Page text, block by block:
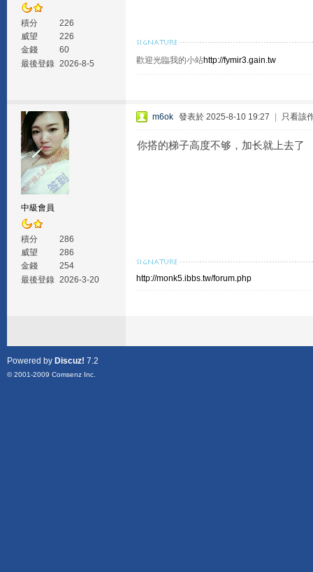
積分
226
威望
226
金錢
60
最後登錄 2026-8-5 歡迎光臨我的小站http://fymir3.gain.tw
中級會員
積分
286
威望
286
金錢
254
最後登錄 2026-3-20
m6ok 發表於 2025-8-10 19:27 只看該
你搭的梯子高度不够，加长就上去了
http://monk5.ibbs.tw/forum.php
Powered by Discuz! 7.2
© 2001-2009 Comsenz Inc.